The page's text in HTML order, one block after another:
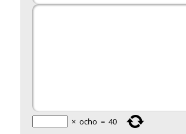
× ocho = 40